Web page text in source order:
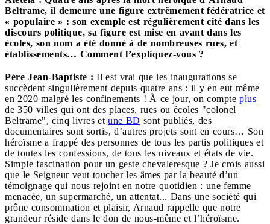
Beltrame, il demeure une figure extrêmement fédératrice et
« populaire » : son exemple est régulièrement cité dans les
discours politique, sa figure est mise en avant dans les
écoles, son nom a été donné à de nombreuses rues, et
établissements… Comment l’expliquez-vous ?
Père Jean-Baptiste : Il est vrai que les inaugurations se
succèdent singulièrement depuis quatre ans : il y en eut même
en 2020 malgré les confinements ! À ce jour, on compte plus
de 350 villes qui ont des places, rues ou écoles "colonel
Beltrame", cinq livres et une BD sont publiés, des
documentaires sont sortis, d’autres projets sont en cours… Son
héroïsme a frappé des personnes de tous les partis politiques et
de toutes les confessions, de tous les niveaux et états de vie.
Simple fascination pour un geste chevaleresque ? Je crois aussi
que le Seigneur veut toucher les âmes par la beauté d’un
témoignage qui nous rejoint en notre quotidien : une femme
menacée, un supermarché, un attentat... Dans une société qui
prône consommation et plaisir, Arnaud rappelle que notre
grandeur réside dans le don de nous-même et l’héroïsme.